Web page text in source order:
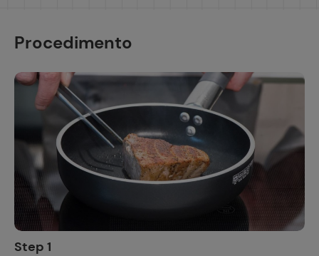
Procedimento
Step 1